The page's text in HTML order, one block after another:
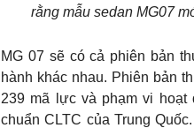
rằng mẫu sedan MG07
MG 07 sẽ có cả phiên bản
hành khác nhau. Phiên bản
239 mã lực và phạm vi hoạt
chuẩn CLTC của Trung